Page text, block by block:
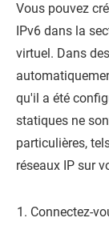
Vous pouvez
IPv6 dans la
virtuel. Dans
qu'il a été
statiques ne
particulières,
réseaux IP sur
Connectez-